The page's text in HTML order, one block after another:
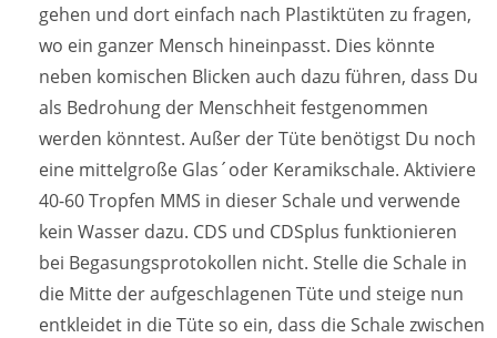
gehen und dort einfach nach Plastiktüten zu fragen,
wo ein ganzer Mensch hineinpasst. Dies könnte
neben komischen Blicken auch dazu führen, dass Du
als Bedrohung der Menschheit festgenommen
werden könntest. Außer der Tüte benötigst Du noch
eine mittelgroße Glas´oder Keramikschale. Aktiviere
40-60 Tropfen MMS in dieser Schale und verwende
kein Wasser dazu. CDS und CDSplus funktionieren
bei Begasungsprotokollen nicht. Stelle die Schale in
die Mitte der aufgeschlagenen Tüte und steige nun
entkleidet in die Tüte so ein, dass die Schale zwischen